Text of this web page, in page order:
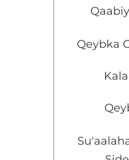
Qeybka